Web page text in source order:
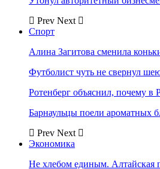
Prev Next
Спорт
Алина Загитова сменила
Футболист чуть не свернул
Ротенберг объяснил, почему в
Барнаульцы поели ароматных
Prev Next
Экономика
Не хлебом единым.